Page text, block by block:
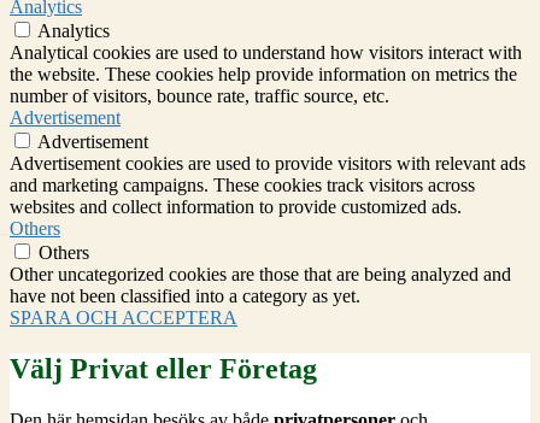
Analytics
Analytics
Analytical cookies are used to understand how visitors interact with
the website. These cookies help provide information on metrics the
number of visitors, bounce rate, traffic source, etc.
Advertisement
Advertisement
Advertisement cookies are used to provide visitors with relevant ads
and marketing campaigns. These cookies track visitors across
websites and collect information to provide customized ads.
Others
Others
Other uncategorized cookies are those that are being analyzed and
have not been classified into a category as yet.
SPARA OCH ACCEPTERA
Välj Privat eller Företag